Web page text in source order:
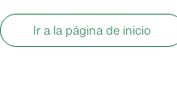
Ir a la página de inicio